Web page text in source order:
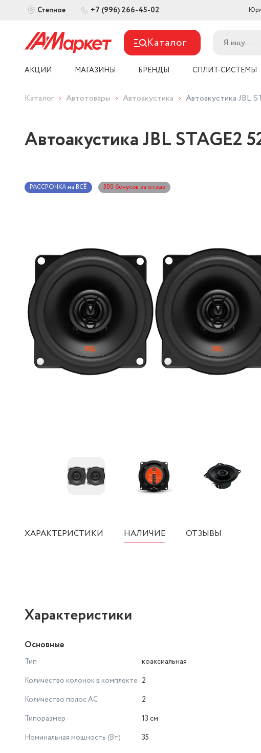
Степное +7 (996) 266-45-02
Каталог
АКЦИИ МАГАЗИНЫ БРЕНДЫ СПЛИТ-СИСТЕМЫ
Каталог Автотовары Автоакустика Автоакустика JBL
Автоакустика JBL STAGE2
РАССРОЧКА на ВСЁ 300 бонусов за отзыв
ХАРАКТЕРИСТИКИ НАЛИЧИЕ ОТЗЫВЫ
Характеристики
Основные
Тип
коаксиальная
Количество колонок в комплекте 2
Количество полос AC
2
Типоразмер
13 см
Номинальная мощность (Вт)
35